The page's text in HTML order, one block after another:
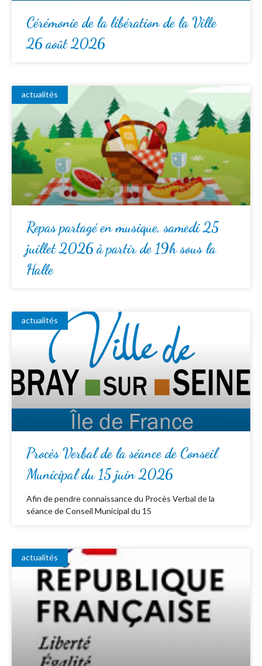
Cérémonie de la libération de la Ville
26 août 2026
actualités
Repas partagé en musique, samedi 25
juillet 2026 à partir de 19h sous la
Halle
actualités
Procès Verbal de la séance de Conseil
Municipal du 15 juin 2026
Afin de pendre connaissance du Procès Verbal de la
séance de Conseil Municipal du 15
actualités